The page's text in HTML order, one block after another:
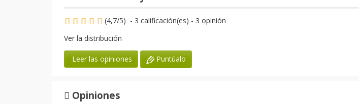
(4,7/5) - 3 calificación(es) - 3 opinión
Ver la distribución
Leer las opiniones Puntúalo
Opiniones